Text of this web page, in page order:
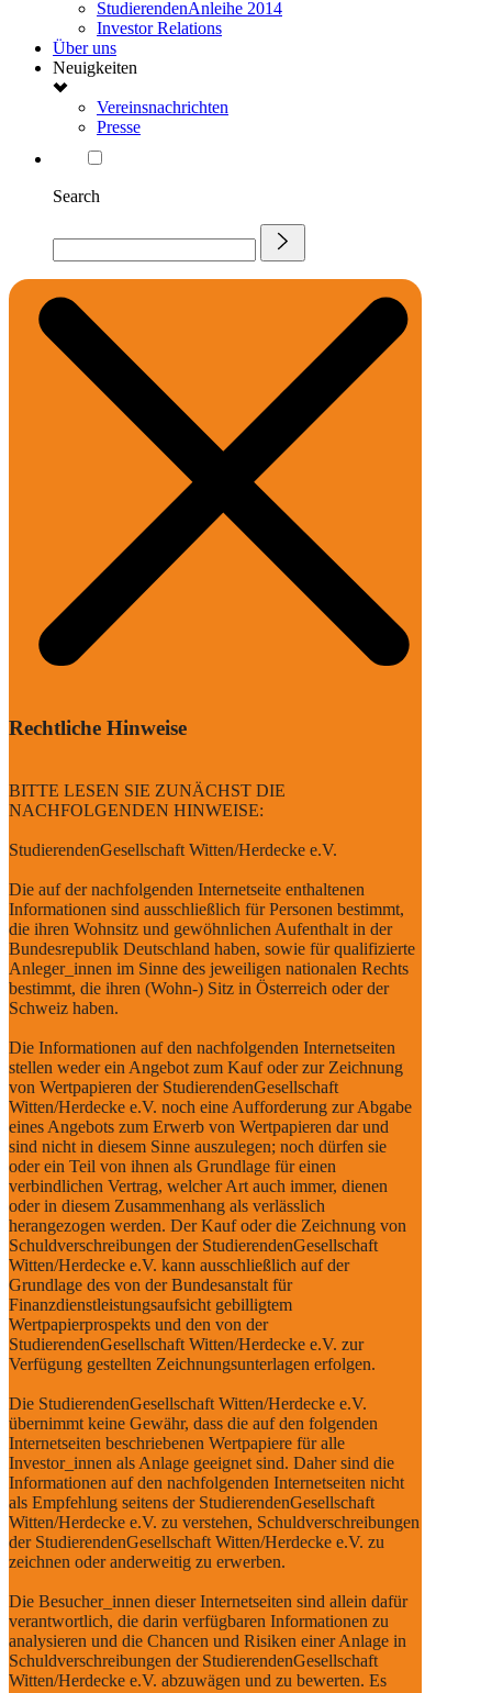
StudierendenAnleihe 2014
Investor Relations
Über uns
Neuigkeiten
Vereinsnachrichten
Presse
Search
Rechtliche Hinweise
BITTE LESEN SIE ZUNÄCHST DIE
NACHFOLGENDEN HINWEISE:
StudierendenGesellschaft Witten/Herdecke e.V.
Die auf der nachfolgenden Internetseite enthaltenen
Informationen sind ausschließlich für Personen bestimmt,
die ihren Wohnsitz und gewöhnlichen Aufenthalt in der
Bundesrepublik Deutschland haben, sowie für qualifizierte
Anleger_innen im Sinne des jeweiligen nationalen Rechts
bestimmt, die ihren (Wohn-) Sitz in Österreich oder der
Schweiz haben.
Die Informationen auf den nachfolgenden Internetseiten
stellen weder ein Angebot zum Kauf oder zur Zeichnung
von Wertpapieren der StudierendenGesellschaft
Witten/Herdecke e.V. noch eine Aufforderung zur Abgabe
eines Angebots zum Erwerb von Wertpapieren dar und
sind nicht in diesem Sinne auszulegen; noch dürfen sie
oder ein Teil von ihnen als Grundlage für einen
verbindlichen Vertrag, welcher Art auch immer, dienen
oder in diesem Zusammenhang als verlässlich
herangezogen werden. Der Kauf oder die Zeichnung von
Schuldverschreibungen der StudierendenGesellschaft
Witten/Herdecke e.V. kann ausschließlich auf der
Grundlage des von der Bundesanstalt für
Finanzdienstleistungsaufsicht gebilligtem
Wertpapierprospekts und den von der
StudierendenGesellschaft Witten/Herdecke e.V. zur
Verfügung gestellten Zeichnungsunterlagen erfolgen.
Die StudierendenGesellschaft Witten/Herdecke e.V.
übernimmt keine Gewähr, dass die auf den folgenden
Internetseiten beschriebenen Wertpapiere für alle
Investor_innen als Anlage geeignet sind. Daher sind die
Informationen auf den nachfolgenden Internetseiten nicht
als Empfehlung seitens der StudierendenGesellschaft
Witten/Herdecke e.V. zu verstehen, Schuldverschreibungen
der StudierendenGesellschaft Witten/Herdecke e.V. zu
zeichnen oder anderweitig zu erwerben.
Die Besucher_innen dieser Internetseiten sind allein dafür
verantwortlich, die darin verfügbaren Informationen zu
analysieren und die Chancen und Risiken einer Anlage in
Schuldverschreibungen der StudierendenGesellschaft
Witten/Herdecke e.V. abzuwägen und zu bewerten. Es